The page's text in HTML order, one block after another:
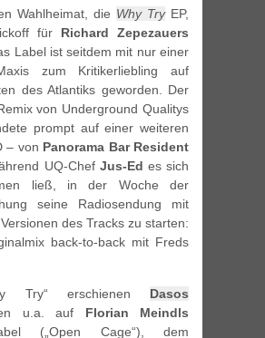
Wahlheimat, die Why TryEP,
für Richard Zepezauers
Label ist seitdem mit nur einer
zum Kritikerliebling auf
des Atlantiks geworden. Der
von Underground Qualitys
prompt auf einer weiteren
– von Panorama Bar Resident
UQ-Chef Jus-Ed es sich
ließ, in der Woche der
seine Radiosendung mit
des Tracks zu starten:
back-to-back mit Freds
Try“ erschienen Dasos
u.a. auf Florian Meindls
(„Open Cage“), dem